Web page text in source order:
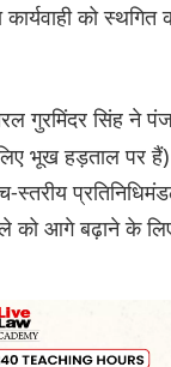
को स्थगित
गुरमिंदर सिंह ने
भूख हड़ताल पर हैं)
को आगे बढ़ाने के